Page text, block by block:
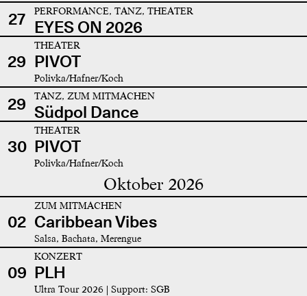
27 PERFORMANCE, TANZ, THEATER
EYES ON 2026
29
THEATER
PIVOT
Polivka/Hafner/Koch
29 TANZ, ZUM MITMACHEN
Südpol Dance
30
THEATER
PIVOT
Polivka/Hafner/Koch
Oktober 2026
02
ZUM MITMACHEN
Caribbean Vibes
Salsa, Bachata, Merengue
09
KONZERT
PLH
Ultra Tour 2026 | Support: SGB